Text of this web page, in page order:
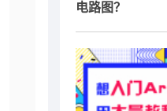
电路图？